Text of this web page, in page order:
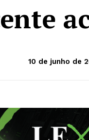
10 de junho de